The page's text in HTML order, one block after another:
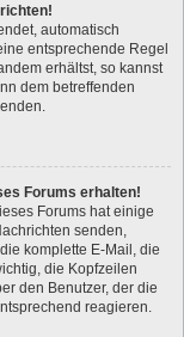
automatisch
entsprechende Regel
erhältst, so kannst
dem betreffenden
Forums erhalten!
Forums hat einige
senden,
komplette E-Mail, die
die Kopfzeilen
den Benutzer, der die
reagieren.